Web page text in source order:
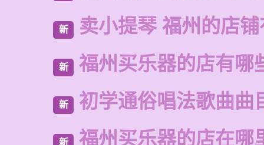
新 卖小提琴 福州的店
新 福州买乐器的店有哪
新 初学通俗唱法歌曲曲
新 福州买乐器的店在哪